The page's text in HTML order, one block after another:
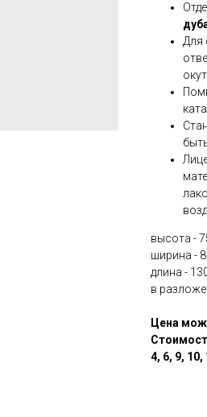
Для
высота -
ширина -
длина -
в
Цена
4, 6, 9, 10,